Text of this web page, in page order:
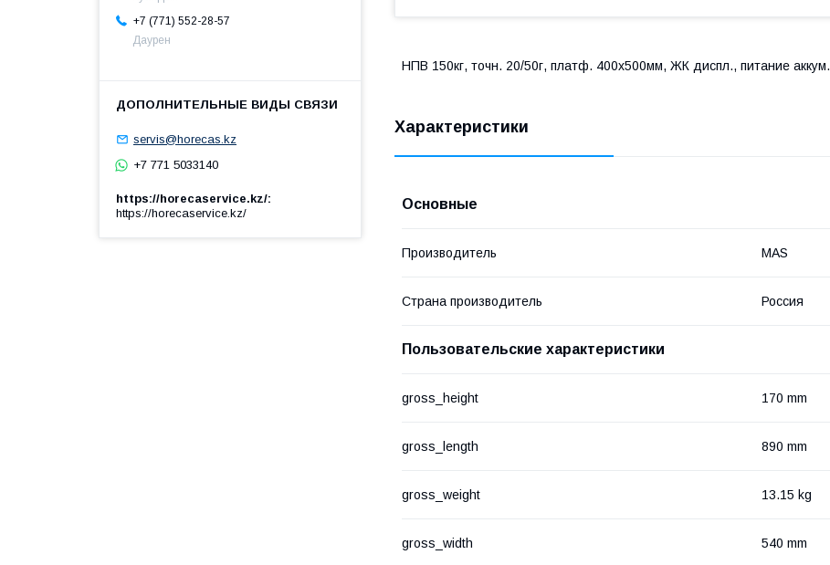
НПВ 150кг, точн. 20/50г, платф. 400x500мм, ЖК диспл., питание аккум.
Характеристики
Основные
Производитель MAS
Страна производитель Россия
Пользовательские характеристики
gross_height 170 mm
gross_length 890 mm
gross_weight 13.15 kg
gross_width 540 mm
+7 (771) 552-28-57
Даурен
servis@horecas.kz
+7 771 5033140
https://horecaservice.kz/
https://horecaservice.kz/